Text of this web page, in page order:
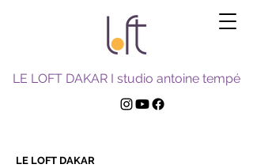
LE LOFT DAKAR I studio antoine tempé
LE LOFT DAKAR